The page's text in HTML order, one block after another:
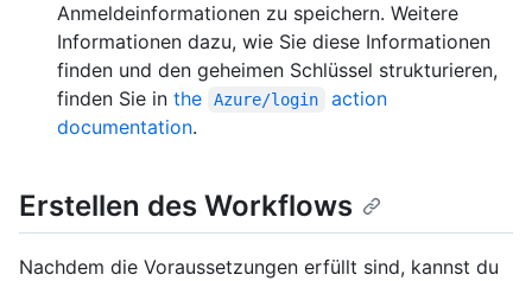
Anmeldeinformationen zu speichern. Weitere
Informationen dazu, wie Sie diese Informationen
finden und den geheimen Schlüssel strukturieren,
finden Sie in the Azure/login
action
documentation.
Erstellen des Workflows
Nachdem die Voraussetzungen erfüllt sind, kannst du